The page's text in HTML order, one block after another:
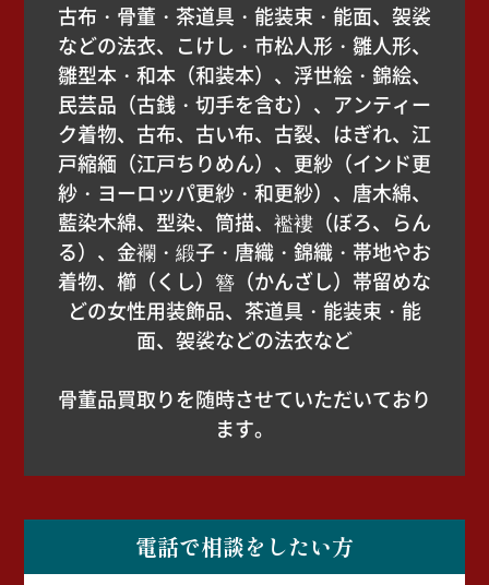
古布・骨董・茶道具・能装束・能面、袈裟
などの法衣、こけし・市松人形・雛人形、
雛型本・和本（和装本）、浮世絵・錦絵、
民芸品（古銭・切手を含む）、アンティー
ク着物、古布、古い布、古裂、はぎれ、江
戸縮緬（江戸ちりめん）、更紗（インド更
紗・ヨーロッパ更紗・和更紗）、唐木綿、
藍染木綿、型染、筒描、襤褸（ぼろ、らん
る）、金襴・緞子・唐織・錦織・帯地やお
着物、櫛（くし）簪（かんざし）帯留めな
どの女性用装飾品、茶道具・能装束・能
面、袈裟などの法衣など
骨董品買取りを随時させていただいており
ます。
電話で相談をしたい方